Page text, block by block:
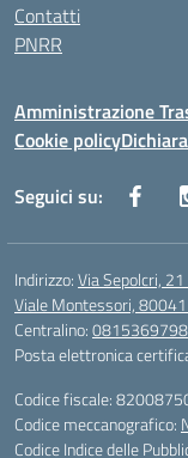
Contatti
PNRR
Amministrazione
Cookie policy
Seguici su:
Indirizzo:Via Sepolcri,
Viale Montessori,
Centralino:0815369798
Posta elettronica
Codice fiscale:
Codice meccanografico:
Codice Indice delle